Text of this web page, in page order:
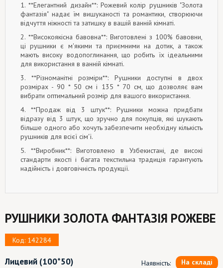
1. **Елегантний дизайн**: Рожевий колір рушників "Золота
фантазія" надає їм вишуканості та романтики, створюючи
відчуття ніжності та затишку в вашій ванній кімнаті.
2. **Високоякісна бавовна**: Виготовлені з 100% бавовни,
ці рушники є м'якими та приємними на дотик, а також
мають високу водопоглинання, що робить їх ідеальними
для використання в ванній кімнаті.
3. **Різноманітні розміри**: Рушники доступні в двох
розмірах - 90 * 50 см і 135 * 70 см, що дозволяє вам
вибрати оптимальний розмір для вашого використання.
4. **Продаж від 3 штук**: Рушники можна придбати
відразу від 3 штук, що зручно для покупців, які шукають
більше одного або хочуть забезпечити необхідну кількість
рушників для всієї сім'ї.
5. **Виробник**: Виготовлено в Узбекистані, де високі
стандарти якості і багата текстильна традиція гарантують
надійність і довговічність продукції.
РУШНИКИ ЗОЛОТА ФАНТАЗІЯ РОЖЕВЕ
Код: 142284
Лицевий (100*50) Наявність: На складі